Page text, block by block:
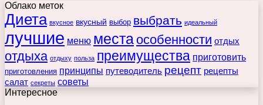
Облако меток
Диета вкусное вкусный выбор выбрать идеальный
лучшие меню места особенности отдых
отдыха отдыху польза преимущества приготовить
приготовления принципы путеводитель рецепт рецепты
салат секреты советы
Интересное